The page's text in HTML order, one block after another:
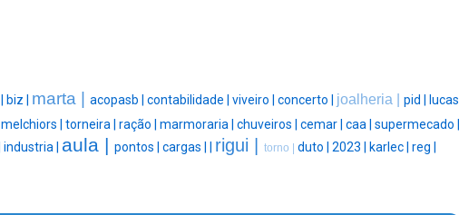
biz | marta | acopasb | contabilidade | viveiro | concerto | joalheria | pid | lucas |
melchiors | torneira | ração | marmoraria | chuveiros | cemar | caa | supermecado |
industria | aula | pontos | cargas | rigui | torno | duto | 2023 | karlec | reg |